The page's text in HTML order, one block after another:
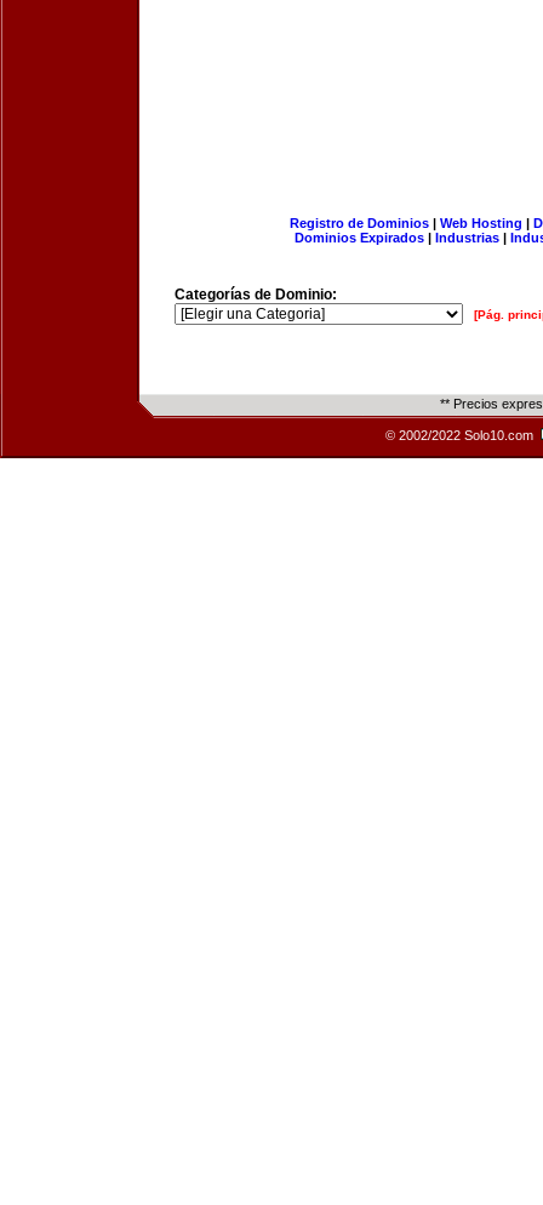
Registro de Dominios| Web Hosting |
Dominios Expirados | Industrias |
Categorías de Dominio:
[Pág.
** Precios
© 2002/2022 Solo10.com